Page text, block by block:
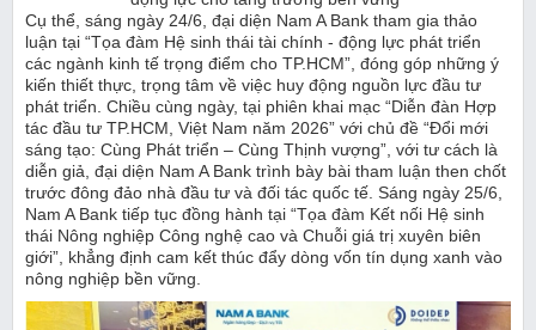
Cụ thể, sáng ngày 24/6, đại diện Nam A Bank tham gia thảo
luận tại “Tọa đàm Hệ sinh thái tài chính - động lực phát triển
các ngành kinh tế trọng điểm cho TP.HCM”, đóng góp những ý
kiến thiết thực, trọng tâm về việc huy động nguồn lực đầu tư
phát triển. Chiều cùng ngày, tại phiên khai mạc “Diễn đàn Hợp
tác đầu tư TP.HCM, Việt Nam năm 2026” với chủ đề “Đổi mới
sáng tạo: Cùng Phát triển – Cùng Thịnh vượng”, với tư cách là
diễn giả, đại diện Nam A Bank trình bày bài tham luận then chốt
trước đông đảo nhà đầu tư và đối tác quốc tế. Sáng ngày 25/6,
Nam A Bank tiếp tục đồng hành tại “Tọa đàm Kết nối Hệ sinh
thái Nông nghiệp Công nghệ cao và Chuỗi giá trị xuyên biên
giới”, khẳng định cam kết thúc đẩy dòng vốn tín dụng xanh vào
nông nghiệp bền vững.